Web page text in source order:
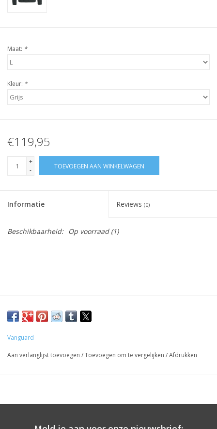
Maat: *
Kleur: *
€119,95
+
-
TOEVOEGEN AAN WINKELWAGEN
Informatie Reviews (0)
Beschikbaarheid: Op voorraad(1)
Vanguard
Aan verlanglijst toevoegen /Toevoegen om te vergelijken /Afdrukken